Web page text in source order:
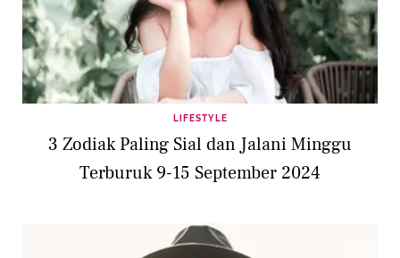
LIFESTYLE
3 Zodiak Paling Sial dan Jalani Minggu
Terburuk 9-15 September 2024